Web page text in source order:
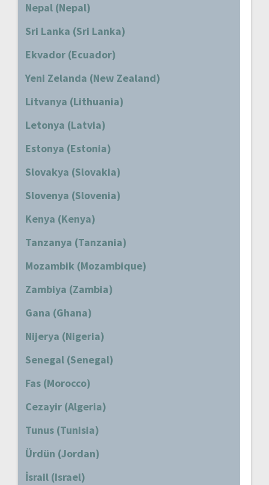
Nepal (Nepal)
Sri Lanka (Sri Lanka)
Ekvador (Ecuador)
Yeni Zelanda (New Zealand)
Litvanya (Lithuania)
Letonya (Latvia)
Estonya (Estonia)
Slovakya (Slovakia)
Slovenya (Slovenia)
Kenya (Kenya)
Tanzanya (Tanzania)
Mozambik (Mozambique)
Zambiya (Zambia)
Gana (Ghana)
Nijerya (Nigeria)
Senegal (Senegal)
Fas (Morocco)
Cezayir (Algeria)
Tunus (Tunisia)
Ürdün (Jordan)
İsrail (Israel)